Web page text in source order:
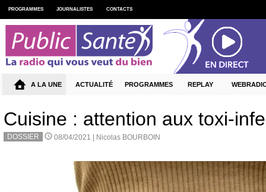
Cuisine : attention aux toxi-
DOSSIER 08/04/2021 | Nicolas BOURBOIN
PROGRAMMES JOURNALISTES CONTACTS
A LA UNE ACTUALITÉ PROGRAMMES REPLAY